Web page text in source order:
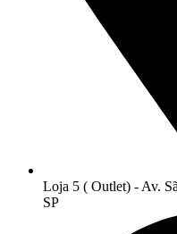
Loja 5 ( Outlet) - Av.
SP